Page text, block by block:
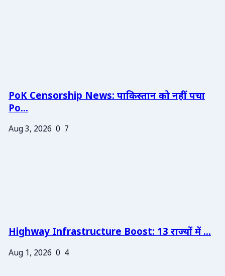
PoK Censorship News: पाकिस्तान को नहीं पचा
Po...
Aug 3, 2026 0 7
Highway Infrastructure Boost: 13 राज्यों में ...
Aug 1, 2026 0 4